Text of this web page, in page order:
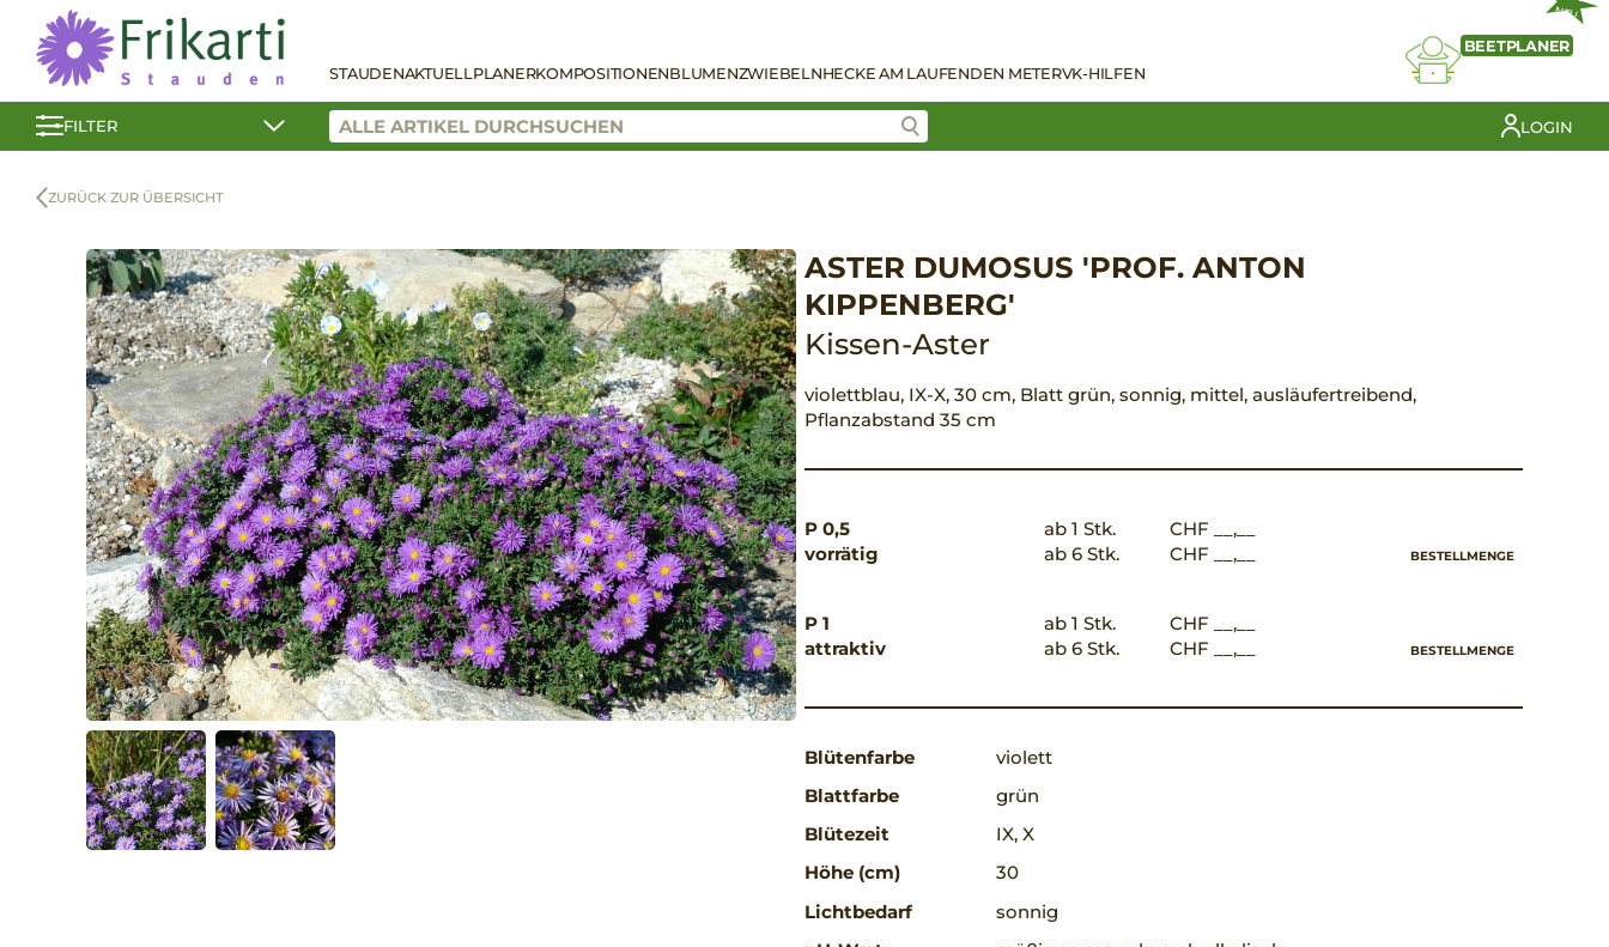
STAUDENAKTUELLPLANERKOMPOSITIONENBLUMENZWIEBELNHECKE AM LAUFENDEN METERVK-HILFEN
NEU
BEETPLANER
FILTER LOGIN
ZURÜCK ZUR ÜBERSICHT
ASTER DUMOSUS 'PROF. ANTON
KIPPENBERG'
Kissen-Aster
violettblau, IX-X, 30 cm, Blatt grün, sonnig, mittel, ausläufertreibend,
Pflanzabstand 35 cm
P 0,5
vorrätig
ab 1 Stk.
CHF __,__
ab 6 Stk.
CHF __,__ BESTELLMENGE
P 1
attraktiv
ab 1 Stk.
CHF __,__
ab 6 Stk.
CHF __,__ BESTELLMENGE
Blütenfarbe
violett
Blattfarbe
grün
Blütezeit
IX, X
Höhe (cm)
30
Lichtbedarf
sonnig